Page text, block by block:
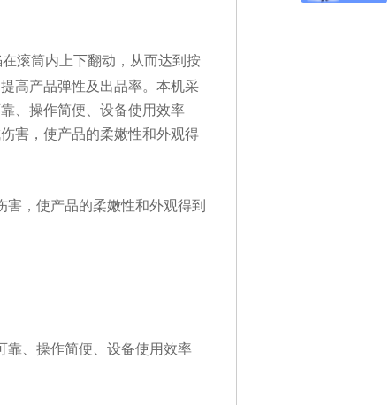
滚筒内上下翻动，从而达到按
高产品弹性及出品率。本机采
、操作简便、设备使用效率
害，使产品的柔嫩性和外观得
害，使产品的柔嫩性和外观得到
靠、操作简便、设备使用效率